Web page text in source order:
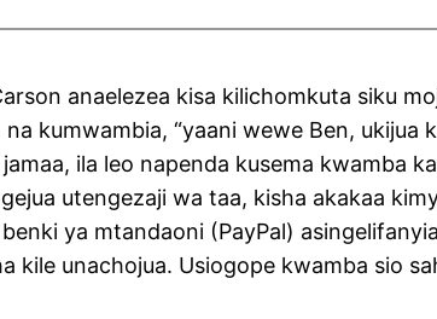
anaelezea kisa kilichomkuta siku
kumwambia, “yaani wewe Ben, ukijua
ila leo napenda kusema kwamba
utengezaji wa taa, kisha akakaa
ya mtandaoni (PayPal)
kile unachojua. Usiogope kwamba sio